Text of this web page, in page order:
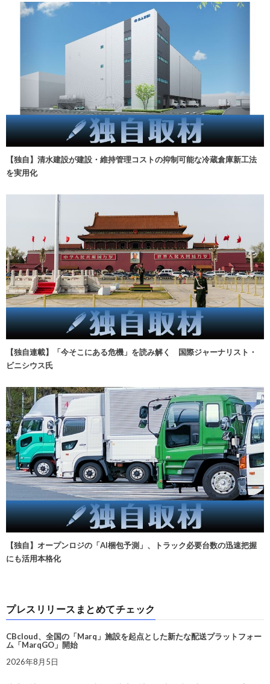
【独自】清水建設が建設・維持管理コストの抑制可能な冷蔵倉庫新工法
を実用化
【独自連載】「今そこにある危機」を読み解く 国際ジャーナリスト・
ビニシウス氏
【独自】オープンロジの「AI梱包予測」、トラック必要台数の迅速把握
にも活用本格化
プレスリリースまとめてチェック
CBcloud、全国の「Marq」施設を起点とした新たな配送プラットフォー
ム「MarqGO」開始
2026年8月5日